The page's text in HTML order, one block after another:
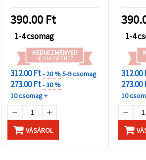
390.00 Ft
1-4 csomag
KEDVEZMÉNYEK
MENNYISÉGHEZ
312.00 Ft- 20 %5-9 csomag
273.00 Ft- 30 %
10 csomag +
VÁSÁROL
1-4
312.00
273.00
10